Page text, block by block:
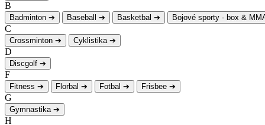
B
Badminton ➔ Baseball ➔ Basketbal ➔ Bojové sporty - box &
C
Crossminton ➔ Cyklistika ➔
D
Discgolf ➔
F
Fitness ➔ Florbal ➔ Fotbal ➔ Frisbee ➔
G
Gymnastika ➔
H